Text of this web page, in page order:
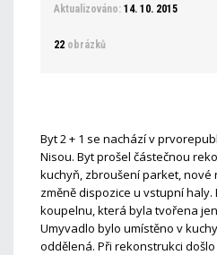
Aktualizováno: 14. 10. 2015
22 obrázků
Byt 2 + 1 se nachází v
Nisou. Byt prošel částečnou
kuchyň, zbroušení parket, nové
změně dispozice u vstupní
koupelnu, která byla tvořena
Umyvadlo bylo umístěno v
oddělená. Při rekonstrukci